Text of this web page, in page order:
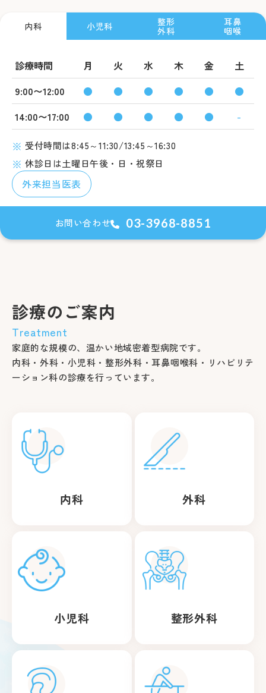
内科 小児科
整形
外科
耳鼻
咽喉
診療時間 月 火 水 木 金
土
9:00〜12:00
● ● ● ● ●
●
14:00〜17:00
● ● ● ● ● -
受付時間は8:45～11:30/13:45～16:30
休診日は土曜日午後・日・祝祭日
外来担当医表
お問い合わせ 03-3968-8851
診療のご案内
Treatment
家庭的な規模の、温かい地域密着型病院です。
内科・外科・小児科・整形外科・耳鼻咽喉科・リハビリテ
ーション科の診療を行っています。
内科 外科
小児科 整形外科